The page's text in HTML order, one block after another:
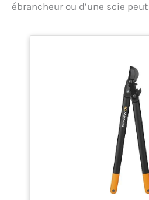
ébrancheur ou d’une scie